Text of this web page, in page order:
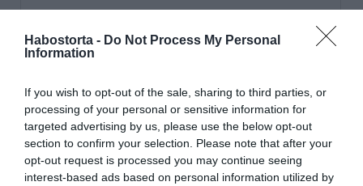
Habostorta - Do Not Process My Personal
Information
If you wish to opt-out of the sale, sharing to third parties, or
processing of your personal or sensitive information for
targeted advertising by us, please use the below opt-out
section to confirm your selection. Please note that after your
opt-out request is processed you may continue seeing
interest-based ads based on personal information utilized by